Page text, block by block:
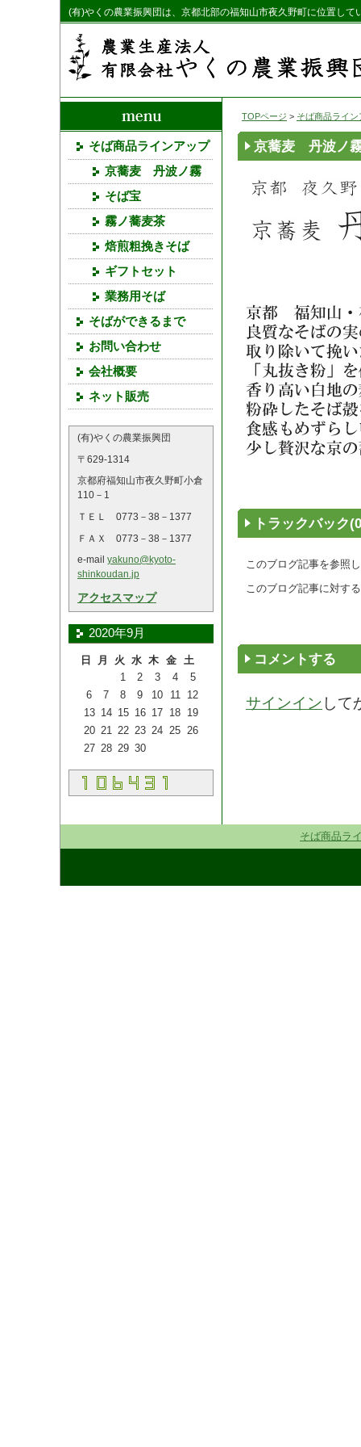
(有)やくの農業振興団は、京都北部の福知山市夜久野町に位置して
TOPページ > そば商品ライン
京蕎麦 丹波ノ
トラックバック
このブログ記事を参照
このブログ記事に対す
コメントする
サインイン して
そば商品ラインアップ
京蕎麦 丹波ノ霧
そば宝
霧ノ蕎麦茶
焙煎粗挽きそば
ギフトセット
業務用そば
そばができるまで
お問い合わせ
会社概要
ネット販売
(有)やくの農業振興団
〒629-1314
京都府福知山市夜久野町小倉
110－1
ＴＥＬ 0773－38－1377
ＦＡＸ 0773－38－1377
e-mail yakuno@kyoto-
shinkoudan.jp
アクセスマップ
2020年9月
日 月 火 水 木 金
土
1
2 3 4
5
6
7 8 9 10 11
12
13 14 15 16 17 18 19
20 21 22 23 24 25 26
27 28 29 30
そば商品ラ